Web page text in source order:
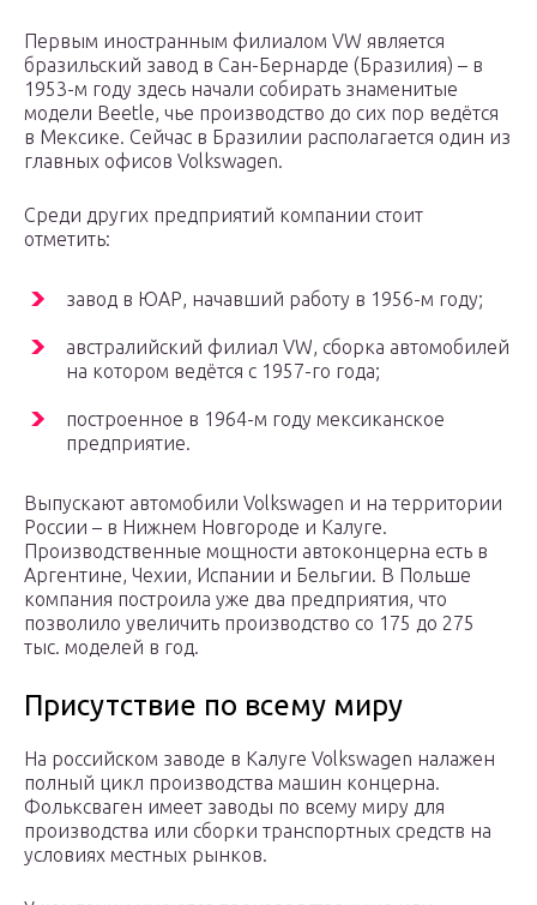
Первым иностранным филиалом VW является
бразильский завод в Сан-Бернарде (Бразилия) – в
1953-м году здесь начали собирать знаменитые
модели Beetle, чье производство до сих пор ведётся
в Мексике. Сейчас в Бразилии располагается один из
главных офисов Volkswagen.
Среди других предприятий компании стоит
отметить:
завод в ЮАР, начавший работу в 1956-м году;
австралийский филиал VW, сборка автомобилей
на котором ведётся с 1957-го года;
построенное в 1964-м году мексиканское
предприятие.
Выпускают автомобили Volkswagen и на территории
России – в Нижнем Новгороде и Калуге.
Производственные мощности автоконцерна есть в
Аргентине, Чехии, Испании и Бельгии. В Польше
компания построила уже два предприятия, что
позволило увеличить производство со 175 до 275
тыс. моделей в год.
Присутствие по всему миру
На российском заводе в Калуге Volkswagen налажен
полный цикл производства машин концерна.
Фольксваген имеет заводы по всему миру для
производства или сборки транспортных средств на
условиях местных рынков.